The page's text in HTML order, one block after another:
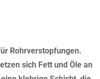
Rohrverstopfungen.
sich Fett und Öle an